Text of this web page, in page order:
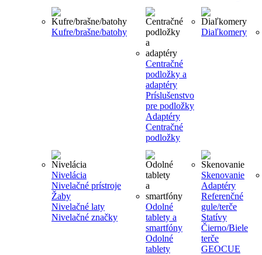
Kufre/brašne/batohy
Centračné
podložky a
adaptéry
Príslušenstvo
pre podložky
Adaptéry
Centračné
podložky
Diaľkomery
Nivelácia
Nivelačné prístroje
Žaby
Nivelačné laty
Nivelačné značky
Odolné
tablety a
smartfóny
Odolné
tablety
Skenovanie
Adaptéry
Referenčné
gule/terče
Statívy
Čierno/Biele
terče
GEOCUE